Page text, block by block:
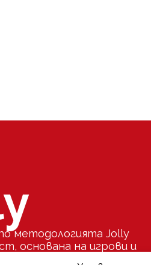
методологията Jolly
основана на игрови и